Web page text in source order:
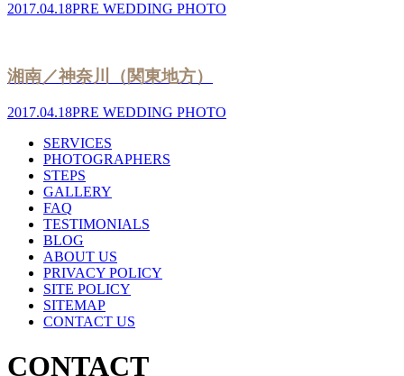
2017.04.18PRE WEDDING PHOTO
湘南／神奈川（関東地方）
2017.04.18PRE WEDDING PHOTO
SERVICES
PHOTOGRAPHERS
STEPS
GALLERY
FAQ
TESTIMONIALS
BLOG
ABOUT US
PRIVACY POLICY
SITE POLICY
SITEMAP
CONTACT US
CONTACT